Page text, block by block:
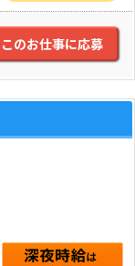
このお仕事に応募